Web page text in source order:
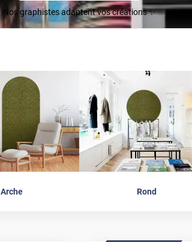
Nos graphistes adaptent vos créations ✨
Arche Rond